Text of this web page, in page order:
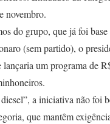
novembro.
do grupo, que já foi
(sem partido), o
um programa de
a iniciativa não foi
que mantêm